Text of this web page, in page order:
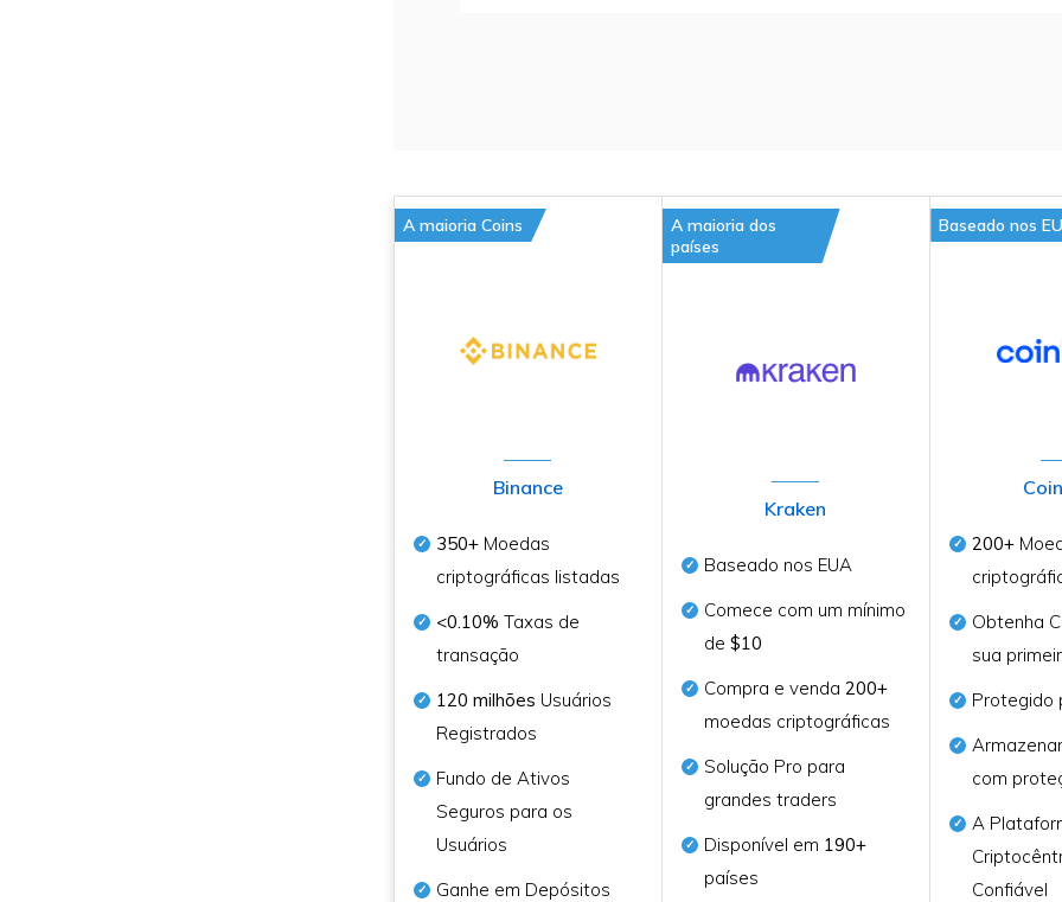
A maioria Coins
Binance
350+ Moedas
criptográficas listadas
<0.10% Taxas de
transação
120 milhões Usuários
Registrados
Fundo de Ativos
Seguros para os
Usuários
Ganhe em Depósitos
A maioria dos
países
Kraken
Baseado nos EUA
Comece com um mínimo
de $10
Compra e venda 200+
moedas criptográficas
Solução Pro para
grandes traders
Disponível em 190+
países
Baseado nos
200+
Obtenha
sua
Protegido
com
A
Confiável